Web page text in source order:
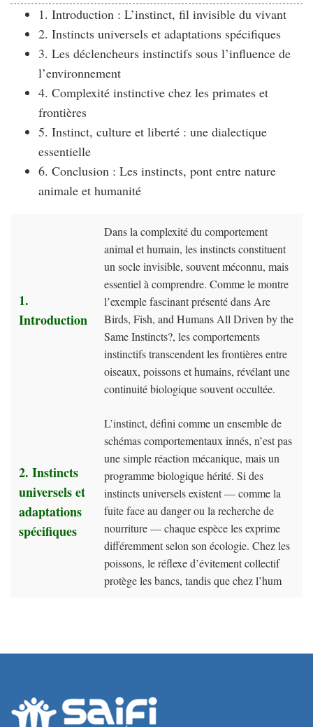
1. Introduction : L’instinct, fil invisible du vivant
2. Instincts universels et adaptations spécifiques
3. Les déclencheurs instinctifs sous l’influence de
l’environnement
4. Complexité instinctive chez les primates et
frontières
5. Instinct, culture et liberté : une dialectique
essentielle
6. Conclusion : Les instincts, pont entre nature
animale et humanité
1.
Introduction
Dans la complexité du comportement
animal et humain, les instincts constituent
un socle invisible, souvent méconnu, mais
essentiel à comprendre. Comme le montre
l’exemple fascinant présenté dans Are
Birds, Fish, and Humans All Driven by the
Same Instincts?, les comportements
instinctifs transcendent les frontières entre
oiseaux, poissons et humains, révélant une
continuité biologique souvent occultée.
2. Instincts
universels et
adaptations
spécifiques
L’instinct, défini comme un ensemble de
schémas comportementaux innés, n’est pas
une simple réaction mécanique, mais un
programme biologique hérité. Si des
instincts universels existent — comme la
fuite face au danger ou la recherche de
nourriture — chaque espèce les exprime
différemment selon son écologie. Chez les
poissons, le réflexe d’évitement collectif
protège les bancs, tandis que chez l’hum